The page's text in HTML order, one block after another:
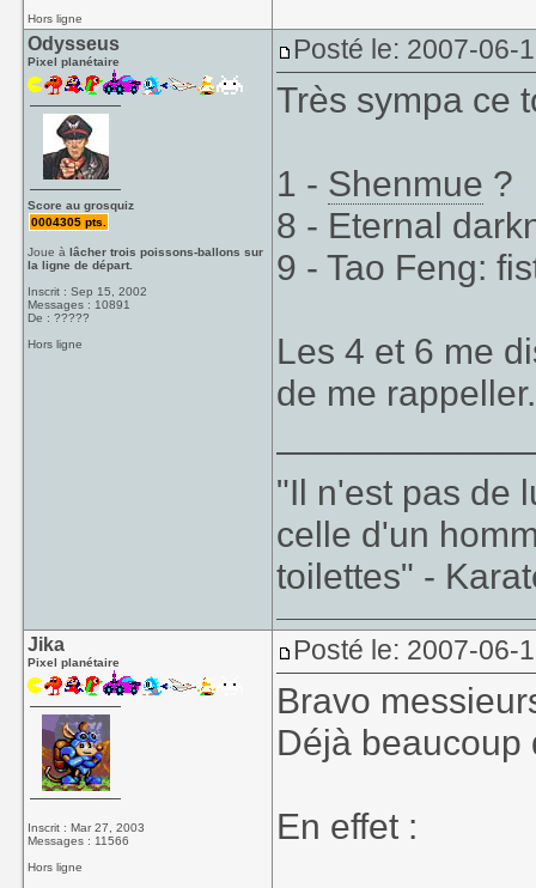
Hors ligne
Odysseus
Pixel planétaire
Score au grosquiz
0004305 pts.
Joue àlâcher trois poissons-ballons sur
la ligne de départ.
Inscrit : Sep 15, 2002
Messages : 10891
De : ?????
Hors ligne
Posté le: 2007-06-
Très sympa ce
1 - Shenmue ?
8 - Eternal
9 - Tao Feng:
Les 4 et 6 me
de me rappeller.
"Il n'est pas de
celle d'un
toilettes" -
Jika
Pixel planétaire
Inscrit : Mar 27, 2003
Messages : 11566
Hors ligne
Posté le: 2007-06-
Bravo
Déjà beaucoup
En effet :